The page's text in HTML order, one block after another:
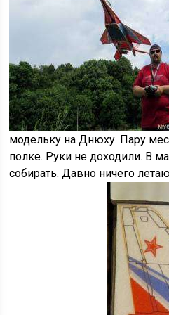
модельку на Днюху. Пару
полке. Руки не доходили. В
собирать. Давно ничего